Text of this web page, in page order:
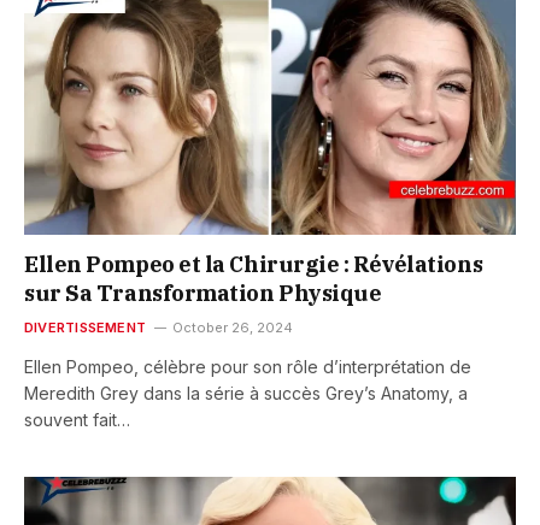
Ellen Pompeo et la Chirurgie : Révélations
sur Sa Transformation Physique
DIVERTISSEMENT October 26, 2024
Ellen Pompeo, célèbre pour son rôle d’interprétation de
Meredith Grey dans la série à succès Grey’s Anatomy, a
souvent fait…